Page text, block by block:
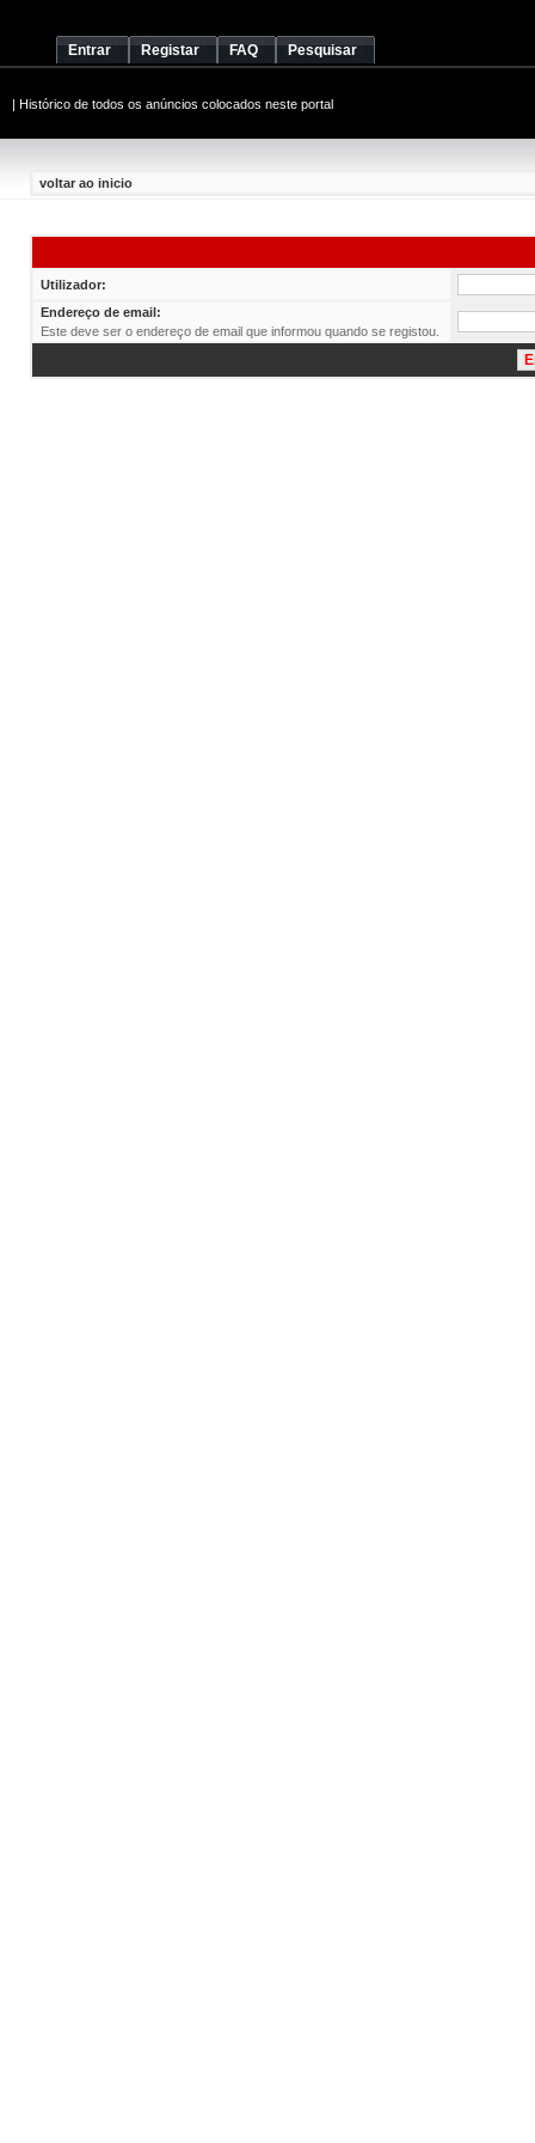
Entrar Registar FAQ Pesquisar
| Histórico de todos os anúncios colocados neste portal
voltar ao inicio
Utilizador:
Endereço de email:
Este deve ser o endereço de email que informou quando se registou.